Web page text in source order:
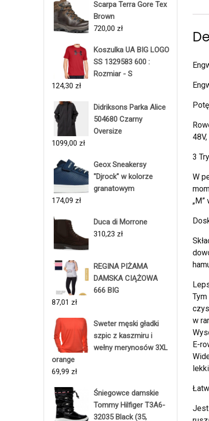
Scarpa Terra Gore Tex
Brown
720,00 zł
Koszulka UA BIG LOGO
SS 1329583 600 :
Rozmiar - S
124,30 zł
Didriksons Parka Alice
504680 Czarny
Oversize
1099,00 zł
Geox Sneakersy
"Djrock" w kolorze
granatowym
174,09 zł
Duca di Morrone
310,23 zł
REGINA PIŻAMA
DAMSKA CIĄŻOWA
666 BIG
87,01 zł
Sweter męski gładki
szpic z kaszmiru i
wełny merynosów 3XL
orange
69,99 zł
Śniegowce damskie
Tommy Hilfiger T3A6-
32035 Black (35,
3
W
„M”
w
E-
Jest